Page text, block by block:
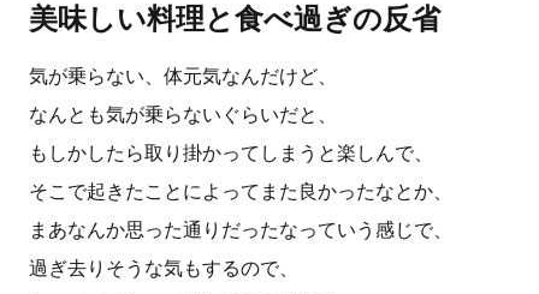
美味しい料理と食べ過ぎの反省
気が乗らない、体元気なんだけど、
なんとも気が乗らないぐらいだと、
もしかしたら取り掛かってしまうと楽しんで、
そこで起きたことによってまた良かったなとか、
まあなんか思った通りだったなっていう感じで、
過ぎ去りそうな気もするので、